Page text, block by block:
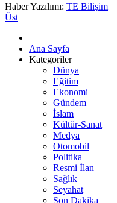
Haber Yazılımı: TE Bilişim
Üst
Ana Sayfa
Kategoriler
Dünya
Eğitim
Ekonomi
Gündem
İslam
Kültür-Sanat
Medya
Otomobil
Politika
Resmi İlan
Sağlık
Seyahat
Son Dakika